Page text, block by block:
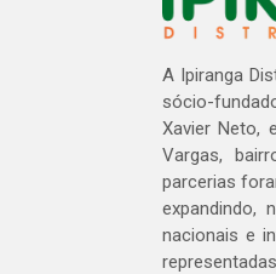
A Ipiranga
sócio-
Xavier Neto,
Vargas,
parcerias
expandindo,
nacionais e